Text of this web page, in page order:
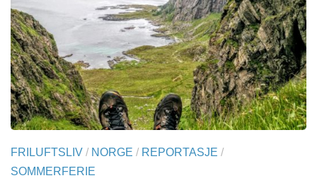
FRILUFTSLIV / NORGE / REPORTASJE /
SOMMERFERIE